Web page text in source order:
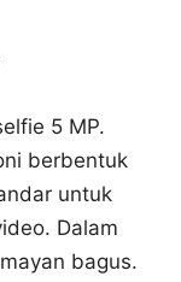
5 MP.
berbentuk
untuk
Dalam
bagus.